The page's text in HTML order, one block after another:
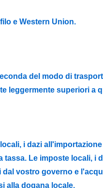
e Western Union.
del modo di
leggermente superiori a
i dazi
tassa. Le imposte locali,
vostro governo e
alla dogana locale.